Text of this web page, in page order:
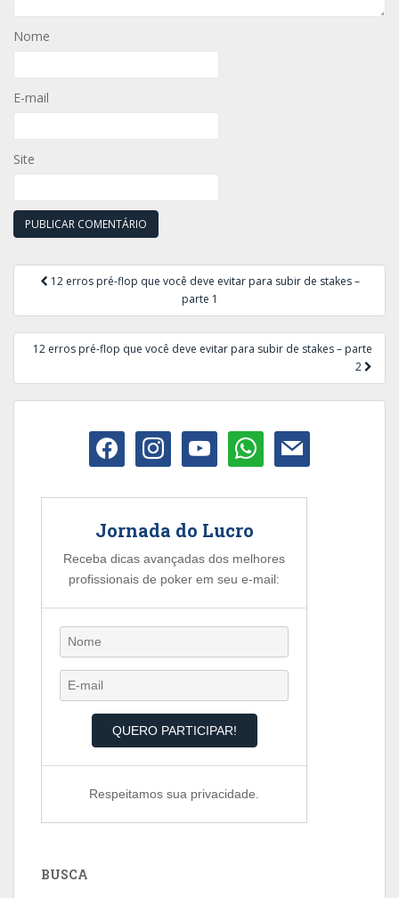
Nome
E-mail
Site
Navegação
Post
12 erros pré-flop que você deve evitar para subir de stakes –
parte 1
12 erros pré-flop que você deve evitar para subir de stakes – parte
2
facebookinstagramyoutube whatsappmail
Jornada do Lucro
Receba dicas avançadas dos melhores
profissionais de poker em seu e-mail:
Respeitamos sua privacidade.
BUSCA